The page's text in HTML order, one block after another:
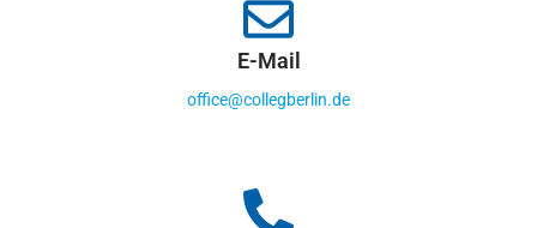
E-Mail
office@collegberlin.de